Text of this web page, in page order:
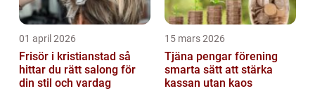
01 april 2026
Frisör i kristianstad så
hittar du rätt salong för
din stil och vardag
15 mars 2026
Tjäna pengar förening
smarta sätt att stärka
kassan utan kaos